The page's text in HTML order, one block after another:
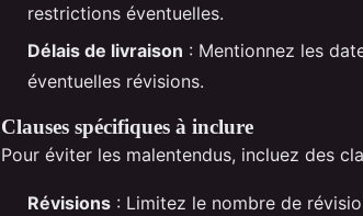
restrictions éventuelles.
Délais de livraison : Mentionnez les
éventuelles révisions.
Clauses spécifiques à inclure
Pour éviter les malentendus, incluez des
Révisions : Limitez le nombre de